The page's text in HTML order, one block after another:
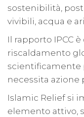
sostenibilità,
vivibili, acqua e
Il rapporto IPCC
riscaldamento
scientificamente
necessita azione
Islamic Relief si
elemento attivo,